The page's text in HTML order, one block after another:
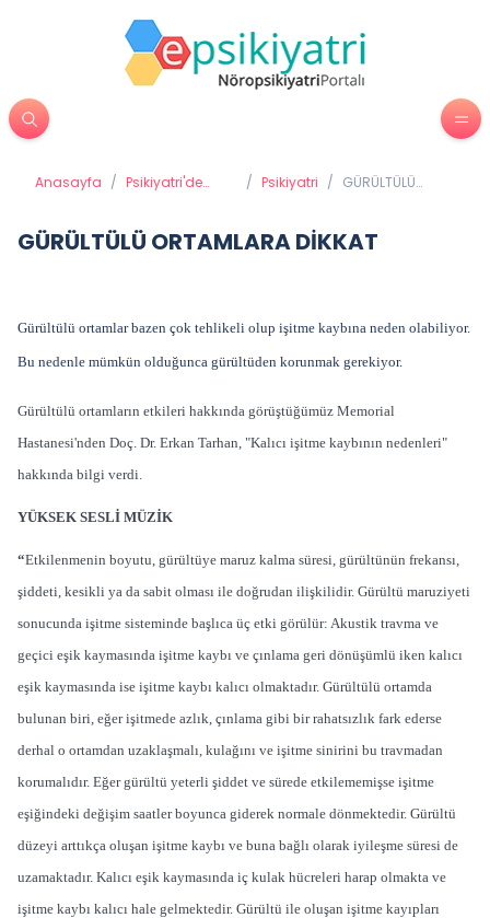
Anasayfa / Psikiyatri'de
/ Psikiyatri / GÜRÜLTÜLÜ
GÜRÜLTÜLÜ ORTAMLARA DİKKAT
Gürültülü ortamlar bazen çok tehlikeli olup işitme kaybına neden olabiliyor.
Bu nedenle mümkün olduğunca gürültüden korunmak gerekiyor.
Gürültülü ortamların etkileri hakkında görüştüğümüz Memorial
Hastanesi'nden Doç. Dr. Erkan Tarhan, "Kalıcı işitme kaybının nedenleri"
hakkında bilgi verdi.
YÜKSEK SESLİ MÜZİK
“Etkilenmenin boyutu, gürültüye maruz kalma süresi, gürültünün frekansı,
şiddeti, kesikli ya da sabit olması ile doğrudan ilişkilidir. Gürültü maruziyeti
sonucunda işitme sisteminde başlıca üç etki görülür: Akustik travma ve
geçici eşik kaymasında işitme kaybı ve çınlama geri dönüşümlü iken kalıcı
eşik kaymasında ise işitme kaybı kalıcı olmaktadır. Gürültülü ortamda
bulunan biri, eğer işitmede azlık, çınlama gibi bir rahatsızlık fark ederse
derhal o ortamdan uzaklaşmalı, kulağını ve işitme sinirini bu travmadan
korumalıdır. Eğer gürültü yeterli şiddet ve sürede etkilememişse işitme
eşiğindeki değişim saatler boyunca giderek normale dönmektedir. Gürültü
düzeyi arttıkça oluşan işitme kaybı ve buna bağlı olarak iyileşme süresi de
uzamaktadır. Kalıcı eşik kaymasında iç kulak hücreleri harap olmakta ve
işitme kaybı kalıcı hale gelmektedir. Gürültü ile oluşan işitme kayıpları